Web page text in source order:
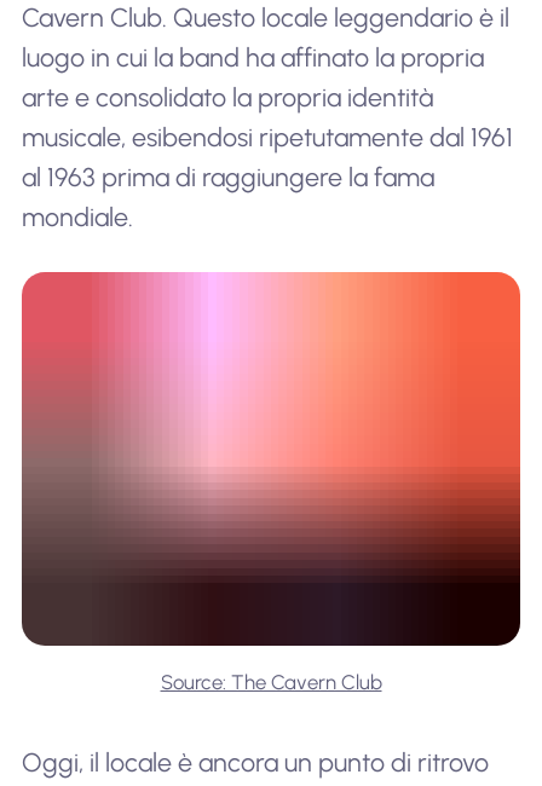
Cavern Club. Questo locale leggendario è il
luogo in cui la band ha affinato la propria
arte e consolidato la propria identità
musicale, esibendosi ripetutamente dal 1961
al 1963 prima di raggiungere la fama
mondiale.
Source: The Cavern Club
Oggi, il locale è ancora un punto di ritrovo